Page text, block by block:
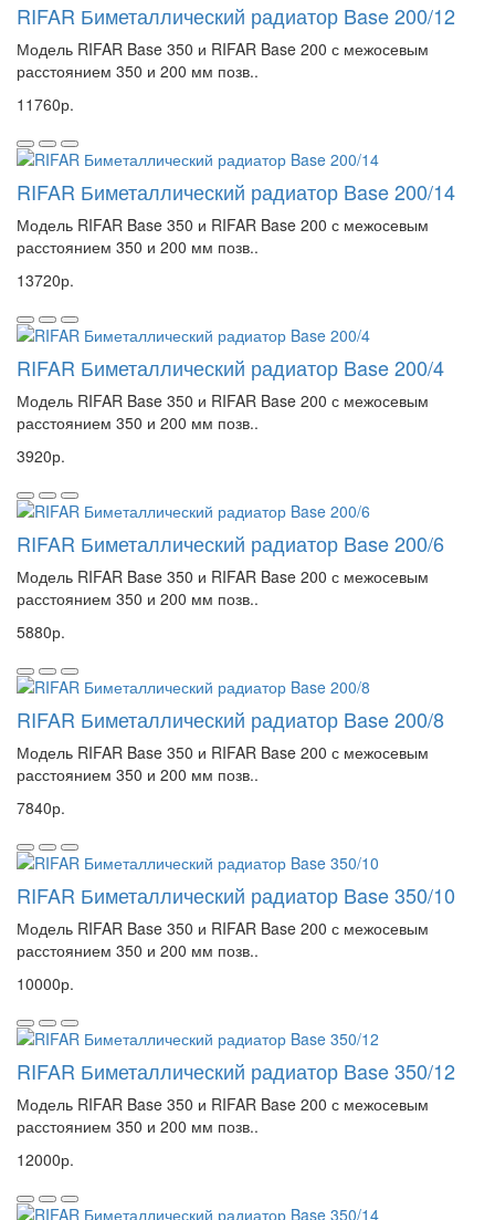
RIFAR Биметаллический радиатор Base 200/12
Модель RIFAR Base 350 и RIFAR Base 200 с межосевым
расстоянием 350 и 200 мм позв..
11760р.
RIFAR Биметаллический радиатор Base 200/14
Модель RIFAR Base 350 и RIFAR Base 200 с межосевым
расстоянием 350 и 200 мм позв..
13720р.
RIFAR Биметаллический радиатор Base 200/4
Модель RIFAR Base 350 и RIFAR Base 200 с межосевым
расстоянием 350 и 200 мм позв..
3920р.
RIFAR Биметаллический радиатор Base 200/6
Модель RIFAR Base 350 и RIFAR Base 200 с межосевым
расстоянием 350 и 200 мм позв..
5880р.
RIFAR Биметаллический радиатор Base 200/8
Модель RIFAR Base 350 и RIFAR Base 200 с межосевым
расстоянием 350 и 200 мм позв..
7840р.
RIFAR Биметаллический радиатор Base 350/10
Модель RIFAR Base 350 и RIFAR Base 200 с межосевым
расстоянием 350 и 200 мм позв..
10000р.
RIFAR Биметаллический радиатор Base 350/12
Модель RIFAR Base 350 и RIFAR Base 200 с межосевым
расстоянием 350 и 200 мм позв..
12000р.